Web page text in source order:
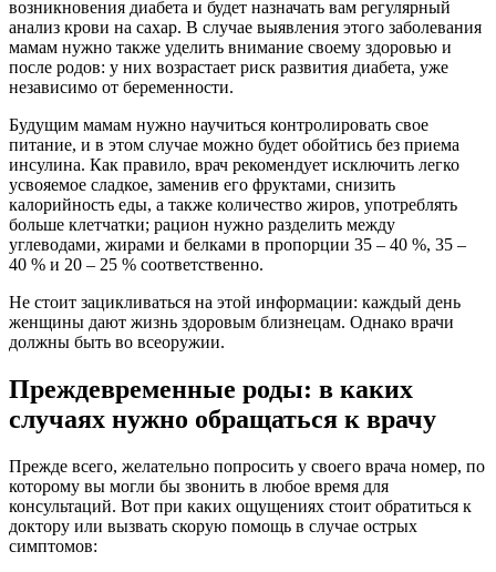
возникновения диабета и будет назначать вам регулярный
анализ крови на сахар. В случае выявления этого заболевания
мамам нужно также уделить внимание своему здоровью и
после родов: у них возрастает риск развития диабета, уже
независимо от беременности.
Будущим мамам нужно научиться контролировать свое
питание, и в этом случае можно будет обойтись без приема
инсулина. Как правило, врач рекомендует исключить легко
усвояемое сладкое, заменив его фруктами, снизить
калорийность еды, а также количество жиров, употреблять
больше клетчатки; рацион нужно разделить между
углеводами, жирами и белками в пропорции 35 – 40 %, 35 –
40 % и 20 – 25 % соответственно.
Не стоит зацикливаться на этой информации: каждый день
женщины дают жизнь здоровым близнецам. Однако врачи
должны быть во всеоружии.
Преждевременные роды: в каких
случаях нужно обращаться к врачу
Прежде всего, желательно попросить у своего врача номер, по
которому вы могли бы звонить в любое время для
консультаций. Вот при каких ощущениях стоит обратиться к
доктору или вызвать скорую помощь в случае острых
симптомов: